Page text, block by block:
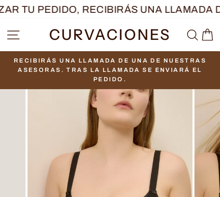
Ir
TU PEDIDO, RECIBIRÁS UNA LLAMADA
NAVEGACIÓN
CURVACIONES
diapositivas
pausa
RECIBIRÁS UNA LLAMADA DE UNA DE NUESTRAS
ASESORAS. TRAS LA LLAMADA SE ENVIARÁ EL
PEDIDO.